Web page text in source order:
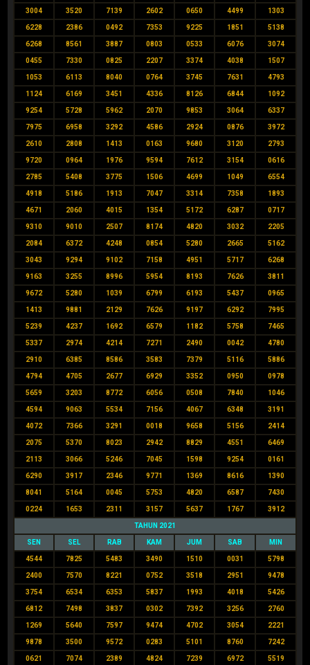
3004 3520 7139 2602 0650 4499 1303
6228 2386 0492 7353 9225 1851 5138
6268 8561 3887 0803 0533 6076 3074
0455 7330 0825 2207 3374 4038 1507
1053 6113 8040 0764 3745 7631 4793
1124 6169 3451 4336 8126 6844 1092
9254 5728 5962 2070 9853 3064 6337
7975 6958 3292 4586 2924 0876 3972
2610 2808 1413 0163 9680 3120 2793
9720 0964 1976 9594 7612 3154 0616
2785 5408 3775 1506 4699 1049 6554
4918 5186 1913 7047 3314 7358 1893
4671 2060 4015 1354 5172 6287 0717
9310 9010 2507 8174 4820 3032 2205
2084 6372 4248 0854 5280 2665 5162
3043 9294 9102 7158 4951 5717 6268
9163 3255 8996 5954 8193 7626 3811
9672 5280 1039 6799 6193 5437 0965
1413 9881 2129 7626 9197 6292 7995
5239 4237 1692 6579 1182 5758 7465
5337 2974 4214 7271 2490 0042 4780
2910 6385 8586 3583 7379 5116 5886
4794 4705 2677 6929 3352 0950 0978
5659 3203 8772 6056 0508 7840 1046
4594 9063 5534 7156 4067 6348 3191
4072 7366 3291 0018 9658 5156 2414
2075 5370 8023 2942 8829 4551 6469
2113 3066 5246 7045 1598 9254 0161
6290 3917 2346 9771 1369 8616 1390
8041 5164 0045 5753 4820 6587 7430
0224 1653 2311 3157 5637 1767 3912
TAHUN 2021
SEN SEL RAB KAM JUM SAB MIN
4544 7825 5483 3490 1510 0031 5798
2400 7570 8221 0752 3518 2951 9478
3754 6534 6353 5837 1993 4018 5426
6812 7498 3837 0302 7392 3256 2760
1269 5640 7597 9474 4702 3054 2221
9878 3500 9572 0283 5101 8760 7242
0621 7074 2389 4824 7239 6972 5519